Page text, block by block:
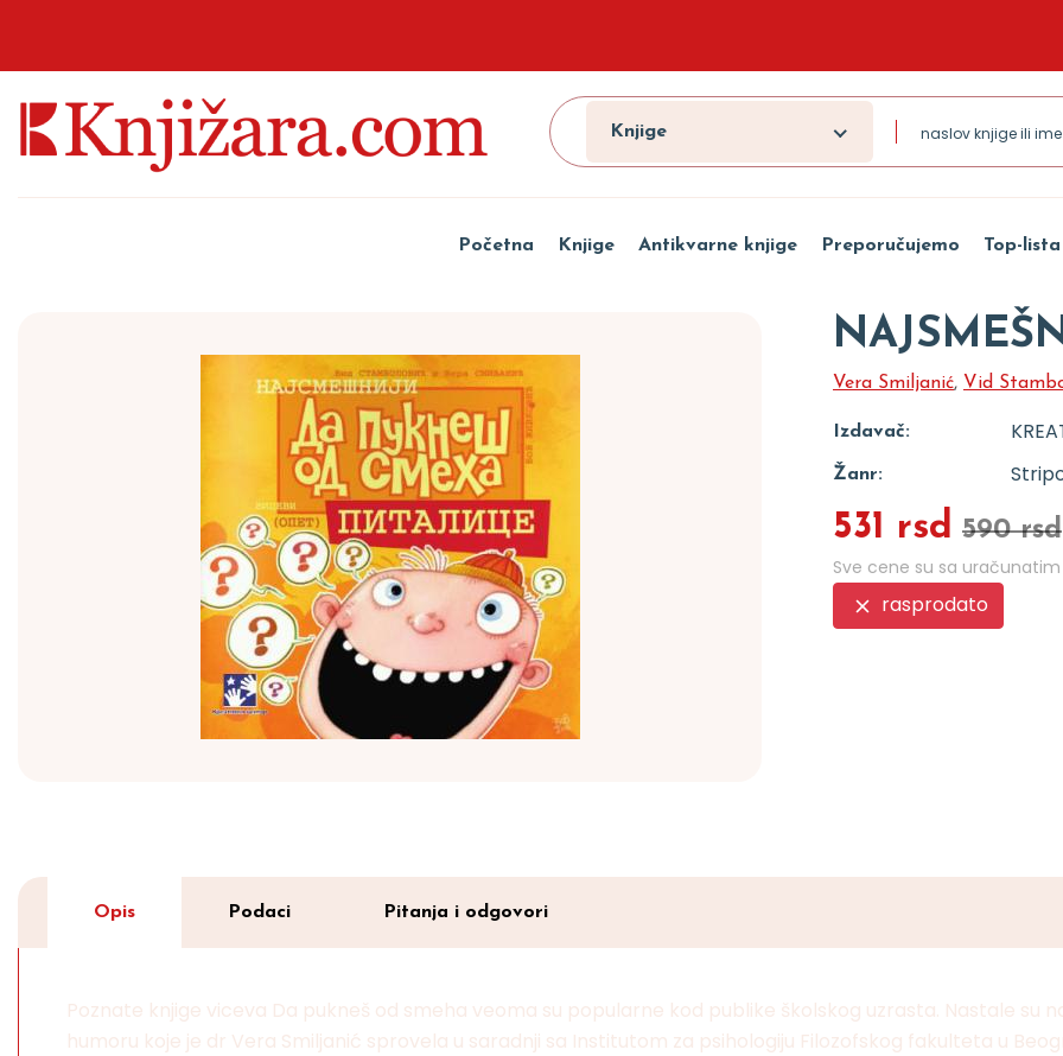
Knjige
Početna Knjige Antikvarne knjige Preporučujemo Top-lista
Vera Smiljanić, Vid
Izdavač:
Žanr:
531 rsd 590 rsd
Sve cene su sa
rasprodato
Opis Podaci Pitanja i odgovori
Poznate knjige viceva Da pukneš od smeha veoma su popularne kod publike školskog uzrasta. Nastale su
humoru koje je dr Vera Smiljanić sprovela u saradnji sa Institutom za psihologiju Filozofskog fakulteta u